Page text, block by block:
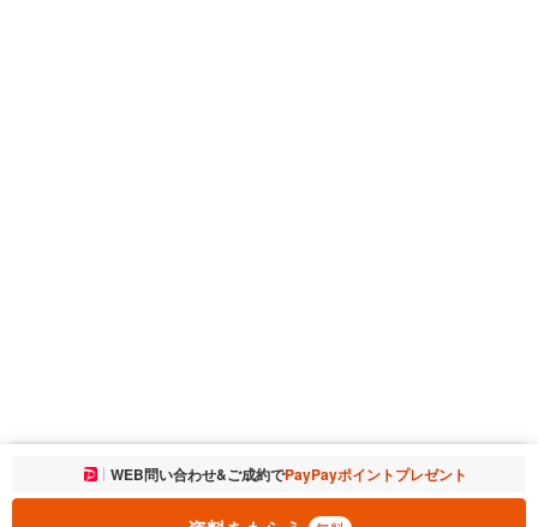
お気に入りに追加しました。 一覧を開く
WEB問い合わせ&ご成約でPayPayポイントプレゼント